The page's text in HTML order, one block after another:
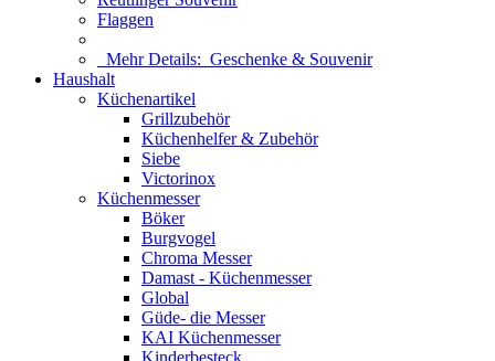
Flaggen
Mehr Details: Geschenke & Souvenir
Haushalt
Küchenartikel
Grillzubehör
Küchenhelfer & Zubehör
Siebe
Victorinox
Küchenmesser
Böker
Burgvogel
Chroma Messer
Damast - Küchenmesser
Global
Güde- die Messer
KAI Küchenmesser
Kinderbesteck